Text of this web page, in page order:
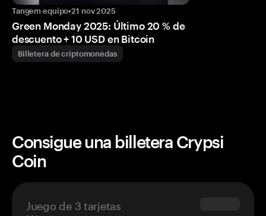
Tangem equipo•21 nov 2025
Green Monday 2025: Último 20 % de
descuento + 10 USD en Bitcoin
Billetera de criptomonedas
Consigue una billetera Crypsi
Coin
Juego de 3 tarjetas $69.90